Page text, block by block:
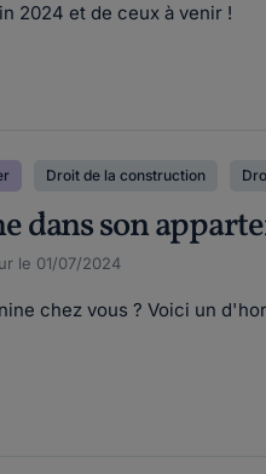
2024 et de ceux à venir !
Droit de la construction
dans son
le 01/07/2024
chez vous ? Voici un